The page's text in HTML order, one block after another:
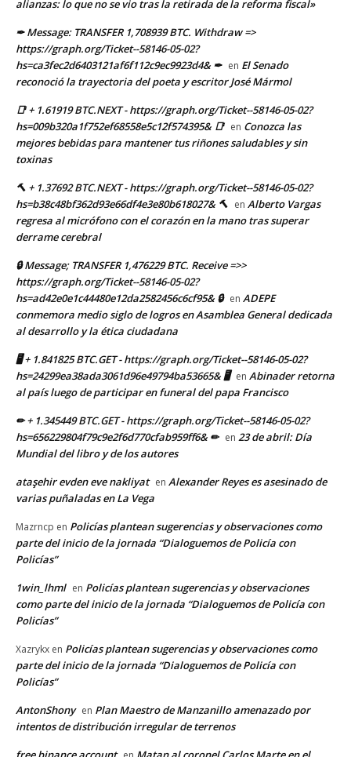
alianzas: lo que no se vio tras la retirada de la reforma fiscal»
✒ Message: TRANSFER 1,708939 BTC. Withdraw =>
https://graph.org/Ticket--58146-05-02?
hs=ca3fec2d6403121af6f112c9ec9923d4& ✒ en El Senado
reconoció la trayectoria del poeta y escritor José Mármol
📑 + 1.61919 BTC.NEXT - https://graph.org/Ticket--58146-05-02?
hs=009b320a1f752ef68558e5c12f574395& 📑 en Conozca las
mejores bebidas para mantener tus riñones saludables y sin
toxinas
🔨 + 1.37692 BTC.NEXT - https://graph.org/Ticket--58146-05-02?
hs=b38c48bf362d93e66df4e3e80b618027& 🔨 en Alberto Vargas
regresa al micrófono con el corazón en la mano tras superar
derrame cerebral
🔒 Message; TRANSFER 1,476229 BTC. Receive =>>
https://graph.org/Ticket--58146-05-02?
hs=ad42e0e1c44480e12da2582456c6cf95& 🔒 en ADEPE
conmemora medio siglo de logros en Asamblea General dedicada
al desarrollo y la ética ciudadana
🖥 + 1.841825 BTC.GET - https://graph.org/Ticket--58146-05-02?
hs=24299ea38ada3061d96e49794ba53665& 🖥 en Abinader retorna
al país luego de participar en funeral del papa Francisco
✏ + 1.345449 BTC.GET - https://graph.org/Ticket--58146-05-02?
hs=656229804f79c9e2f6d770cfab959ff6& ✏ en 23 de abril: Día
Mundial del libro y de los autores
ataşehir evden eve nakliyat en Alexander Reyes es asesinado de
varias puñaladas en La Vega
Mazrncp en Policías plantean sugerencias y observaciones como
parte del inicio de la jornada “Dialoguemos de Policía con
Policías”
1win_lhml en Policías plantean sugerencias y observaciones
como parte del inicio de la jornada “Dialoguemos de Policía con
Policías”
Xazrykx en Policías plantean sugerencias y observaciones como
parte del inicio de la jornada “Dialoguemos de Policía con
Policías”
AntonShony en Plan Maestro de Manzanillo amenazado por
intentos de distribución irregular de terrenos